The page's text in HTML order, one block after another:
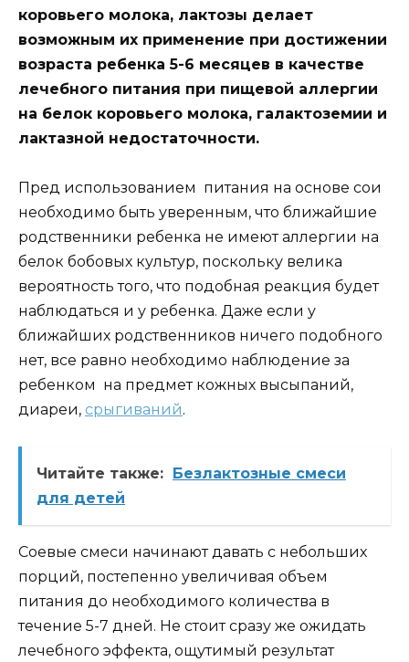
коровьего молока, лактозы делает
возможным их применение при достижении
возраста ребенка 5-6 месяцев в качестве
лечебного питания при пищевой аллергии
на белок коровьего молока, галактоземии и
лактазной недостаточности.
Пред использованием питания на основе сои
необходимо быть уверенным, что ближайшие
родственники ребенка не имеют аллергии на
белок бобовых культур, поскольку велика
вероятность того, что подобная реакция будет
наблюдаться и у ребенка. Даже если у
ближайших родственников ничего подобного
нет, все равно необходимо наблюдение за
ребенком на предмет кожных высыпаний,
диареи, срыгиваний.
Читайте также: Безлактозные смеси
для детей
Соевые смеси начинают давать с небольших
порций, постепенно увеличивая объем
питания до необходимого количества в
течение 5-7 дней. Не стоит сразу же ожидать
лечебного эффекта, ощутимый результат